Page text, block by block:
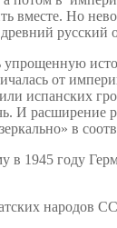
вместе. Но
упрощенную
от
испанских
И
в
в 1945 году
народов